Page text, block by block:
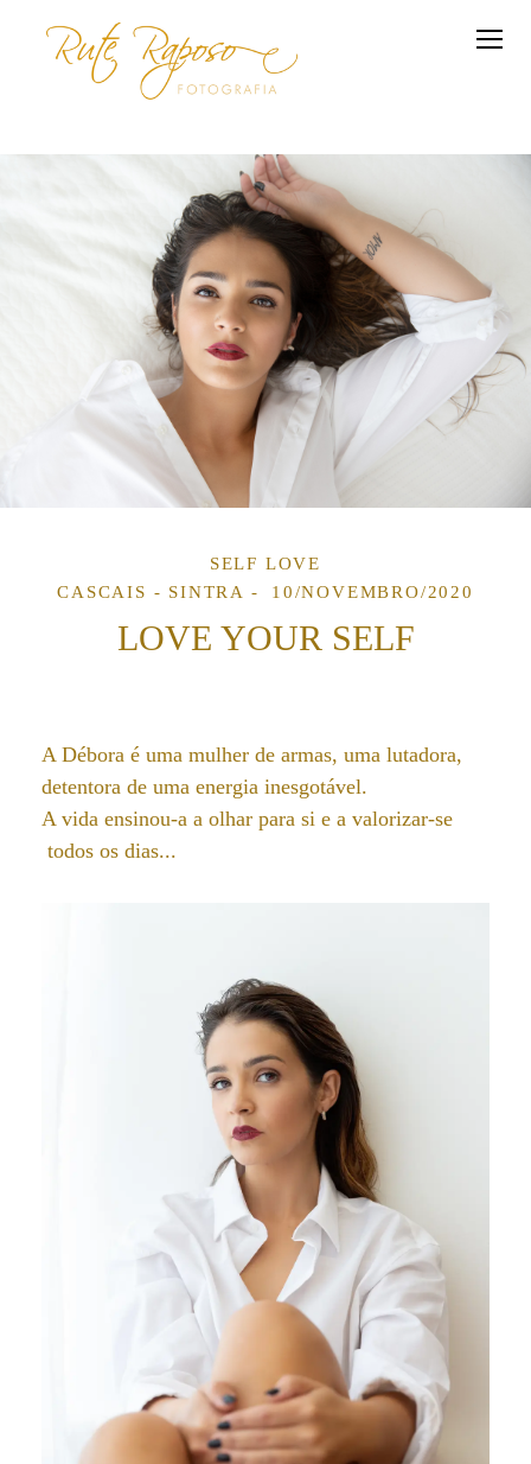
SELF LOVE
CASCAIS - SINTRA
10/NOVEMBRO/2020
LOVE YOUR SELF
A Débora é uma mulher de armas, uma lutadora,
detentora de uma energia inesgotável.
A vida ensinou-a a olhar para si e a valorizar-se
todos os dias...